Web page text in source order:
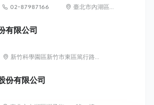
02-87987166
臺北市內湖區瑞
有限公司
新竹科學園區新竹市東區篤行路6
份有限公司